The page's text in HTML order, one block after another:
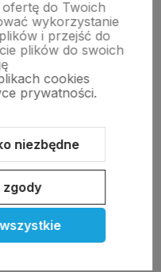
do Twoich
wykorzystanie
i przejść do
plików do swoich
cookies
prywatności.
niezbędne
zgody